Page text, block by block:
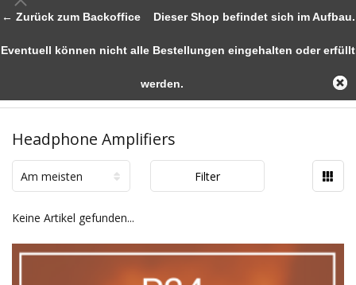
Headphone Amplifiers
Am meisten Filter
Keine Artikel gefunden...
← Zurück zum BackofficeDieser Shop befindet sich im Aufbau.
Eventuell können nicht alle Bestellungen eingehalten oder erfüllt
werden.